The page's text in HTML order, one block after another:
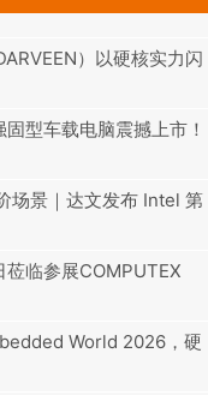
）以硬核实力闪
型车载电脑震撼上市！
场景｜达文发布 Intel 第
临参展COMPUTEX
World 2026，硬